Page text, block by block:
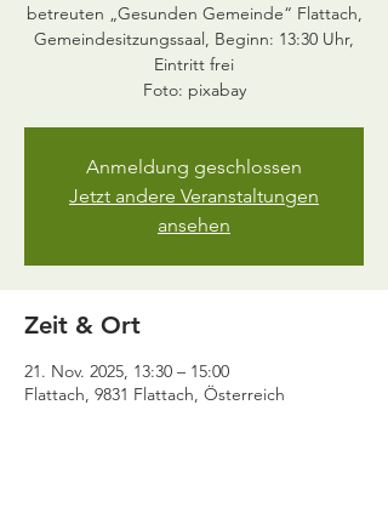
betreuten „Gesunden Gemeinde“ Flattach,
Gemeindesitzungssaal, Beginn: 13:30 Uhr,
Eintritt frei
Foto: pixabay
Anmeldung geschlossen
Jetzt andere Veranstaltungen
ansehen
Zeit & Ort
21. Nov. 2025, 13:30 – 15:00
Flattach, 9831 Flattach, Österreich